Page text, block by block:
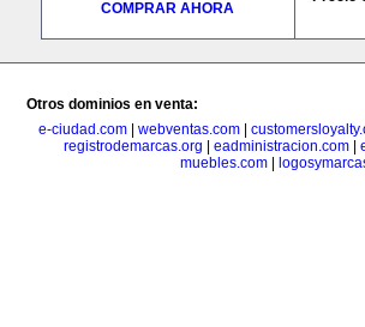
COMPRAR AHORA
Otros dominios en venta:
e-ciudad.com| webventas.com|
registrodemarcas.org
eadministracion.com
muebles.com